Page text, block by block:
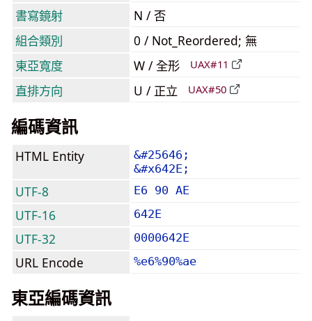
書寫鏡射
N / 否
組合類別
0 / Not_Reordered; 無
東亞寬度
W / 全形 UAX#11
直排方向 U / 正立 UAX#50
編碼資訊
HTML Entity
&#25646;
&#x642E;
UTF-8 E6 90 AE
UTF-16 642E
UTF-32 0000642E
URL Encode %e6%90%ae
東亞編碼資訊